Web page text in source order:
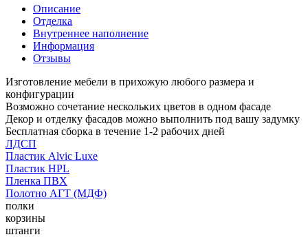
Описание
Отделка
Внутреннее наполнение
Информация
Отзывы
Изготовление мебели в прихожую любого размера и
конфигурации
Возможно сочетание нескольких цветов в одном фасаде
Декор и отделку фасадов можно выполнить под вашу задумку
Бесплатная сборка в течение 1-2 рабочих дней
ЛДСП
Пластик Alvic Luxe
Пластик HPL
Пленка ПВХ
Полотно АГТ (МДФ)
полки
корзины
штанги